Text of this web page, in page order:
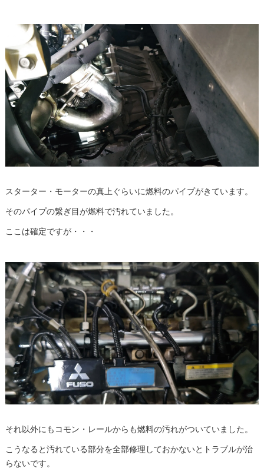
スターター・モーターの真上ぐらいに燃料のパイプがきています。
そのパイプの繋ぎ目が燃料で汚れていました。
ここは確定ですが・・・
それ以外にもコモン・レールからも燃料の汚れがついていました。
こうなると汚れている部分を全部修理しておかないとトラブルが治
らないです。